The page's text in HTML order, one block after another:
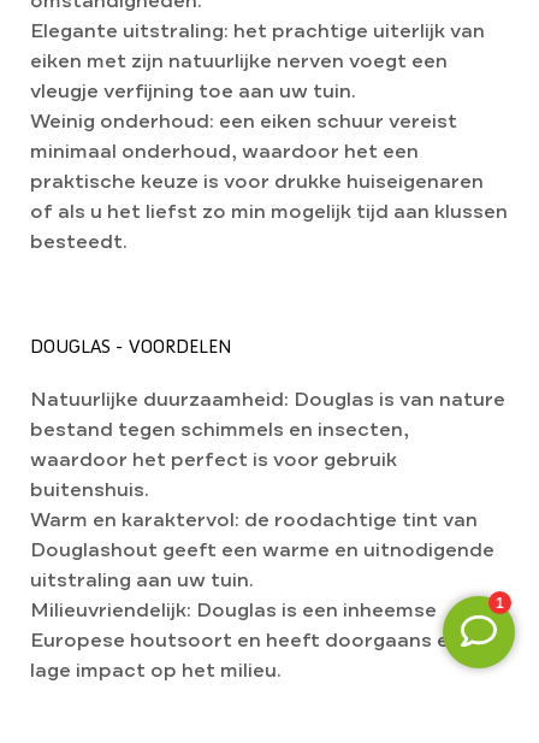
Elegante uitstraling: het prachtige uiterlijk van
eiken met zijn natuurlijke nerven voegt een
vleugje verfijning toe aan uw tuin.
Weinig onderhoud: een eiken schuur vereist
minimaal onderhoud, waardoor het een
praktische keuze is voor drukke huiseigenaren
of als u het liefst zo min mogelijk tijd aan klussen
besteedt.
DOUGLAS - VOORDELEN
Natuurlijke duurzaamheid: Douglas is van nature
bestand tegen schimmels en insecten,
waardoor het perfect is voor gebruik
buitenshuis.
Warm en karaktervol: de roodachtige tint van
Douglashout geeft een warme en uitnodigende
uitstraling aan uw tuin.
Milieuvriendelijk: Douglas is een inheemse
Europese houtsoort en heeft doorgaans een
lage impact op het milieu.